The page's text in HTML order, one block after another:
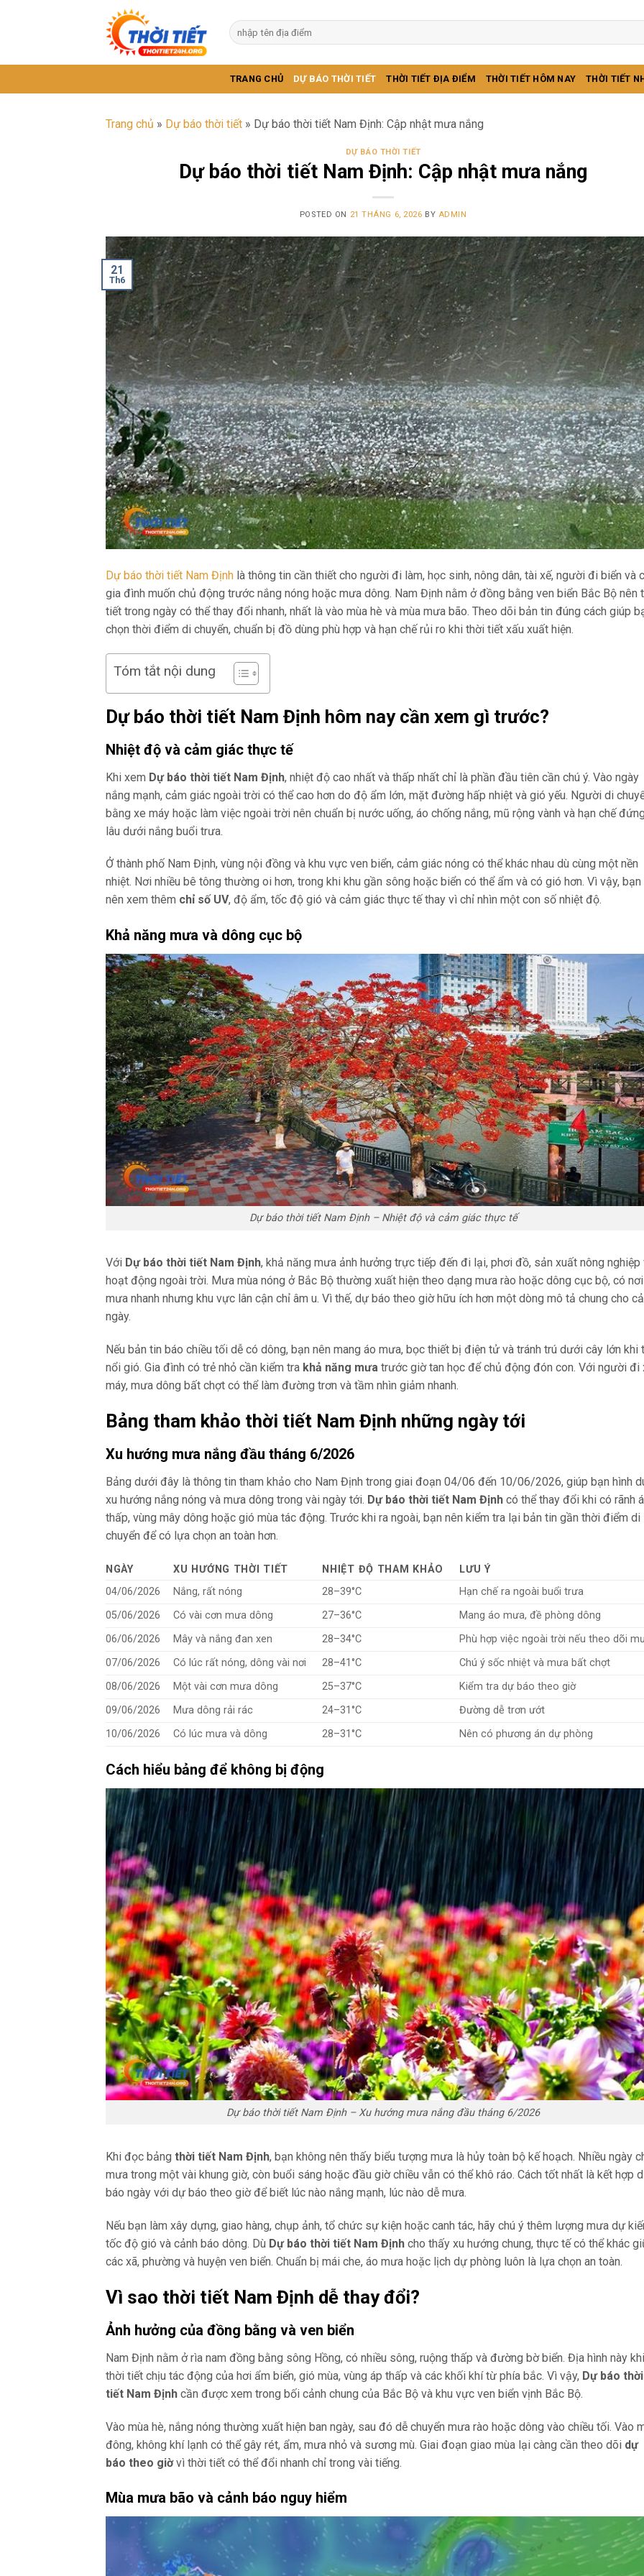
TRANG CHỦ DỰ BÁO THỜI TIẾT THỜI TIẾT ĐỊA ĐIỂM THỜI TIẾT HÔM NAY THỜI TIẾT
Trang chủ » Dự báo thời tiết » Dự báo thời tiết Nam Định: Cập nhật mưa nắng
DỰ BÁO THỜI TIẾT
Dự báo thời tiết Nam Định: Cập nhật mưa nắng
POSTED ON 21 THÁNG 6, 2026 BY ADMIN
21
Th6
Dự báo thời tiết Nam Định là thông tin cần thiết cho người đi làm, học sinh, nông dân, tài xế, người đi biển và
gia đình muốn chủ động trước nắng nóng hoặc mưa dông. Nam Định nằm ở đồng bằng ven biển Bắc Bộ nên
tiết trong ngày có thể thay đổi nhanh, nhất là vào mùa hè và mùa mưa bão. Theo dõi bản tin đúng cách giúp
chọn thời điểm di chuyển, chuẩn bị đồ dùng phù hợp và hạn chế rủi ro khi thời tiết xấu xuất hiện.
Tóm tắt nội dung
Dự báo thời tiết Nam Định hôm nay cần xem gì trước?
Nhiệt độ và cảm giác thực tế
Khi xem Dự báo thời tiết Nam Định, nhiệt độ cao nhất và thấp nhất chỉ là phần đầu tiên cần chú ý. Vào ngày
nắng mạnh, cảm giác ngoài trời có thể cao hơn do độ ẩm lớn, mặt đường hấp nhiệt và gió yếu. Người di
bằng xe máy hoặc làm việc ngoài trời nên chuẩn bị nước uống, áo chống nắng, mũ rộng vành và hạn chế
lâu dưới nắng buổi trưa.
Ở thành phố Nam Định, vùng nội đồng và khu vực ven biển, cảm giác nóng có thể khác nhau dù cùng một nền
nhiệt. Nơi nhiều bê tông thường oi hơn, trong khi khu gần sông hoặc biển có thể ẩm và có gió hơn. Vì vậy, bạn
nên xem thêm chỉ số UV, độ ẩm, tốc độ gió và cảm giác thực tế thay vì chỉ nhìn một con số nhiệt độ.
Khả năng mưa và dông cục bộ
Dự báo thời tiết Nam Định – Nhiệt độ và cảm giác thực tế
Với Dự báo thời tiết Nam Định, khả năng mưa ảnh hưởng trực tiếp đến đi lại, phơi đồ, sản xuất nông nghiệp
hoạt động ngoài trời. Mưa mùa nóng ở Bắc Bộ thường xuất hiện theo dạng mưa rào hoặc dông cục bộ, có nơi
mưa nhanh nhưng khu vực lân cận chỉ âm u. Vì thế, dự báo theo giờ hữu ích hơn một dòng mô tả chung cho cả
ngày.
Nếu bản tin báo chiều tối dễ có dông, bạn nên mang áo mưa, bọc thiết bị điện tử và tránh trú dưới cây lớn khi
nổi gió. Gia đình có trẻ nhỏ cần kiểm tra khả năng mưa trước giờ tan học để chủ động đón con. Với người đi
máy, mưa dông bất chợt có thể làm đường trơn và tầm nhìn giảm nhanh.
Bảng tham khảo thời tiết Nam Định những ngày tới
Xu hướng mưa nắng đầu tháng 6/2026
Bảng dưới đây là thông tin tham khảo cho Nam Định trong giai đoạn 04/06 đến 10/06/2026, giúp bạn hình
xu hướng nắng nóng và mưa dông trong vài ngày tới. Dự báo thời tiết Nam Định có thể thay đổi khi có rãnh
thấp, vùng mây dông hoặc gió mùa tác động. Trước khi ra ngoài, bạn nên kiểm tra lại bản tin gần thời điểm di
chuyển để có lựa chọn an toàn hơn.
NGÀY XU HƯỚNG THỜI TIẾT NHIỆT ĐỘ THAM KHẢO
LƯU Ý
04/06/2026
Nắng, rất nóng 28–39°C
Hạn chế ra ngoài buổi trưa
05/06/2026
Có vài cơn mưa dông 27–36°C
Mang áo mưa, đề phòng dông
06/06/2026
Mây và nắng đan xen 28–34°C
Phù hợp việc ngoài trời nếu theo dõi
07/06/2026
Có lúc rất nóng, dông vài nơi 28–41°C
Chú ý sốc nhiệt và mưa bất chợt
08/06/2026
Một vài cơn mưa dông 25–37°C
Kiểm tra dự báo theo giờ
09/06/2026
Mưa dông rải rác 24–31°C
Đường dễ trơn ướt
10/06/2026
Có lúc mưa và dông 28–31°C Nên có phương án dự phòng
Cách hiểu bảng để không bị động
Dự báo thời tiết Nam Định – Xu hướng mưa nắng đầu tháng 6/2026
Khi đọc bảng thời tiết Nam Định, bạn không nên thấy biểu tượng mưa là hủy toàn bộ kế hoạch. Nhiều ngày
mưa trong một vài khung giờ, còn buổi sáng hoặc đầu giờ chiều vẫn có thể khô ráo. Cách tốt nhất là kết hợp
báo ngày với dự báo theo giờ để biết lúc nào nắng mạnh, lúc nào dễ mưa.
Nếu bạn làm xây dựng, giao hàng, chụp ảnh, tổ chức sự kiện hoặc canh tác, hãy chú ý thêm lượng mưa dự
tốc độ gió và cảnh báo dông. Dù Dự báo thời tiết Nam Định cho thấy xu hướng chung, thực tế có thể khác
các xã, phường và huyện ven biển. Chuẩn bị mái che, áo mưa hoặc lịch dự phòng luôn là lựa chọn an toàn.
Vì sao thời tiết Nam Định dễ thay đổi?
Ảnh hưởng của đồng bằng và ven biển
Nam Định nằm ở rìa nam đồng bằng sông Hồng, có nhiều sông, ruộng thấp và đường bờ biển. Địa hình này
thời tiết chịu tác động của hơi ẩm biển, gió mùa, vùng áp thấp và các khối khí từ phía bắc. Vì vậy, Dự báo thời
tiết Nam Định cần được xem trong bối cảnh chung của Bắc Bộ và khu vực ven biển vịnh Bắc Bộ.
Vào mùa hè, nắng nóng thường xuất hiện ban ngày, sau đó dễ chuyển mưa rào hoặc dông vào chiều tối. Vào
đông, không khí lạnh có thể gây rét, ẩm, mưa nhỏ và sương mù. Giai đoạn giao mùa lại càng cần theo dõi dự
báo theo giờvì thời tiết có thể đổi nhanh chỉ trong vài tiếng.
Mùa mưa bão và cảnh báo nguy hiểm